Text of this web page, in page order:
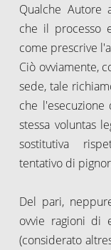
Qualche Autore
che il processo
come prescrive
Ciò ovviamente,
sede, tale
che
stessa voluntas
sostitutiva
tentativo di
Del pari,
ovvie ragioni di
(considerato